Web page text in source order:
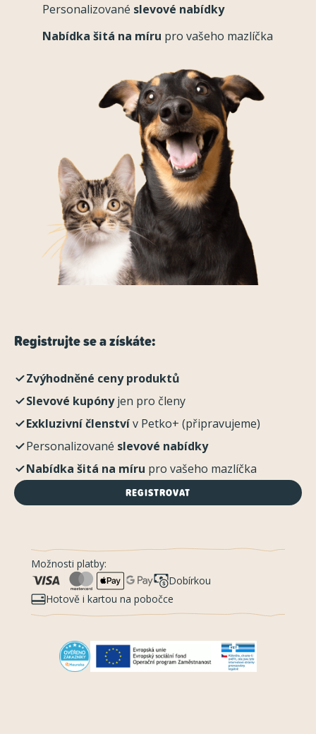
Personalizované slevové nabídky
Nabídka šitá na míru pro vašeho mazlíčka
Registrujte se a získáte:
Zvýhodněné ceny produktů
Slevové kupónyjen pro členy
Exkluzivní členstvív Petko+ (připravujeme)
Personalizované slevové nabídky
Nabídka šitá na míru pro vašeho mazlíčka
REGISTROVAT
Možnosti platby:
Dobírkou
Hotově i kartou na pobočce